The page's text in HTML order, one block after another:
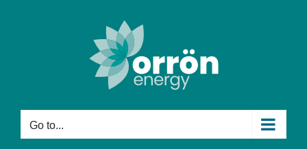
Go to...